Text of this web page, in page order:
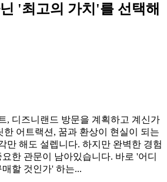
'최고의 가치'를 선택해
, 디즈니랜드 방문을 계획하고 계신가
한 어트랙션, 꿈과 환상이 현실이 되는
만 해도 설렙니다. 하지만 완벽한 경험
한 관문이 남아있습니다. 바로 '어디
할 것인가' 하는...